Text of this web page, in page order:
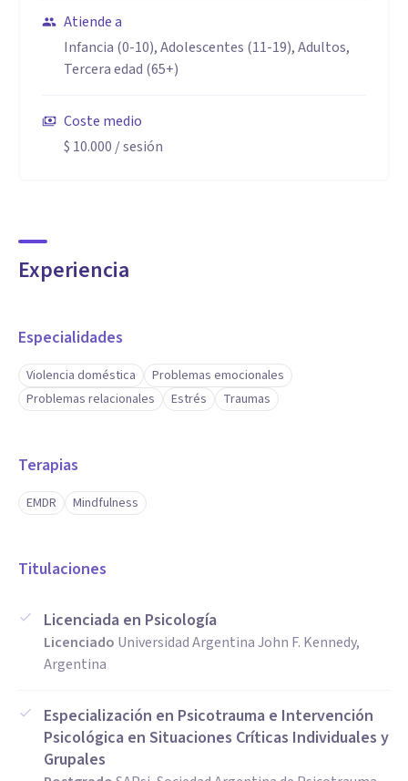
Atiende a
Infancia (0-10), Adolescentes (11-19), Adultos,
Tercera edad (65+)
Coste medio
$ 10.000 / sesión
Experiencia
Especialidades
Violencia doméstica
Problemas emocionales
Problemas relacionales
Estrés Traumas
Terapias
EMDR Mindfulness
Titulaciones
Licenciada en Psicología
Licenciado Universidad Argentina John F. Kennedy,
Argentina
Especialización en Psicotrauma e Intervención
Psicológica en Situaciones Críticas Individuales y
Grupales